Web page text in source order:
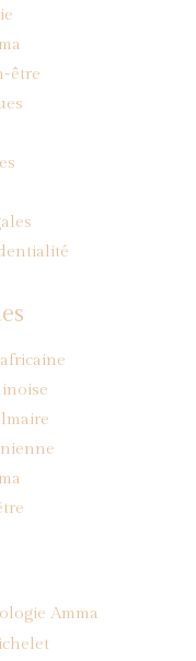
être
Amma